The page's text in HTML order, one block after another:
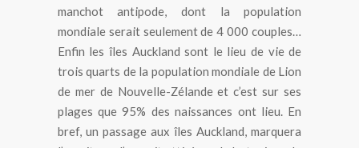
manchot antipode, dont la population
mondiale serait seulement de 4 000 couples…
Enfin les îles Auckland sont le lieu de vie de
trois quarts de la population mondiale de Lion
de mer de Nouvelle-Zélande et c’est sur ses
plages que 95% des naissances ont lieu. En
bref, un passage aux îles Auckland, marquera